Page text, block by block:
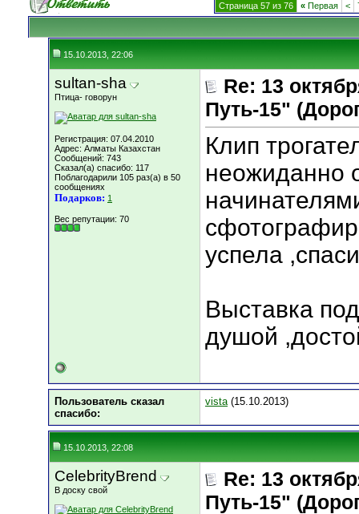
Страница 57 из 76 « Первая <
15.10.2013, 22:06
sultan-sha
Птица- говорун
Регистрация: 07.04.2010
Адрес: Алматы Казахстан
Сообщений: 743
Сказал(а) спасибо: 117
Поблагодарили 105 раз(а) в 50
сообщениях
Подарков: 1
Вес репутации: 70
Re: 13
Путь-15"
Клип
неожиданно
успела
Выставка
душой
Пользователь сказал
cпасибо:
vista(15.10.2013)
15.10.2013, 22:08
CelebrityBrend
В доску свой
Re: 13
Путь-15"